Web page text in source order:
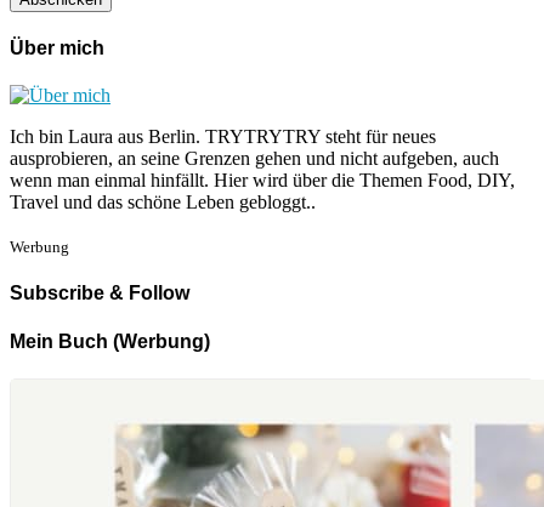
Über mich
Ich bin Laura aus Berlin. TRYTRYTRY steht für neues
ausprobieren, an seine Grenzen gehen und nicht aufgeben, auch
wenn man einmal hinfällt. Hier wird über die Themen Food, DIY,
Travel und das schöne Leben gebloggt..
Werbung
Subscribe & Follow
Mein Buch (Werbung)